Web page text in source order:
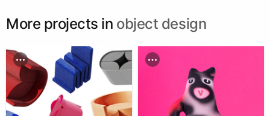
More projects in object design